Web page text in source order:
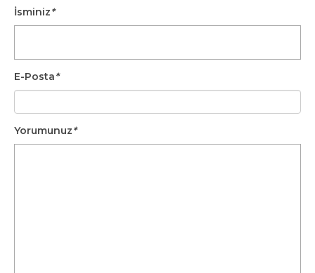
İsminiz*
E-Posta*
Yorumunuz*